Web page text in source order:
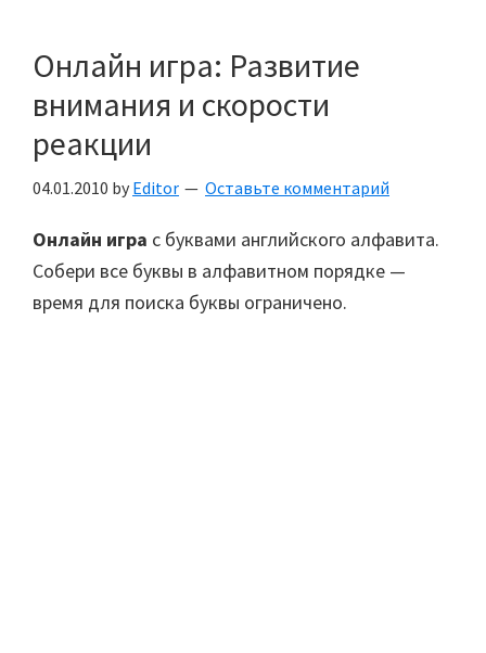
Онлайн игра: Развитие
внимания и скорости
реакции
04.01.2010 by Editor Оставьте комментарий
Онлайн игра с буквами английского алфавита.
Собери все буквы в алфавитном порядке —
время для поиска буквы ограничено.